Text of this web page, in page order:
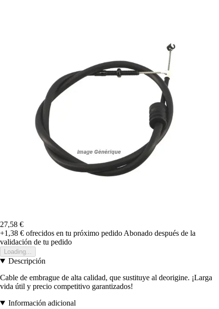
27,58 €
+1,38 € ofrecidos en tu próximo pedido Abonado después de la
validación de tu pedido
Loading...
Descripción
Cable de embrague de alta calidad, que sustituye al deorigine. ¡Larga
vida útil y precio competitivo garantizados!
Información adicional